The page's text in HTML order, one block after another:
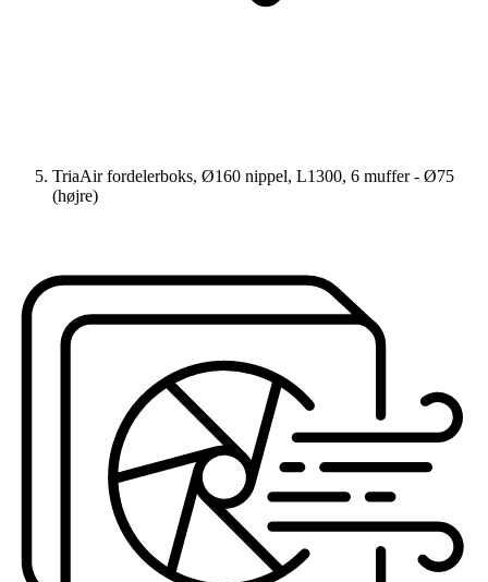
TriaAir fordelerboks, Ø160 nippel, L1300, 6 muffer - Ø75
(højre)